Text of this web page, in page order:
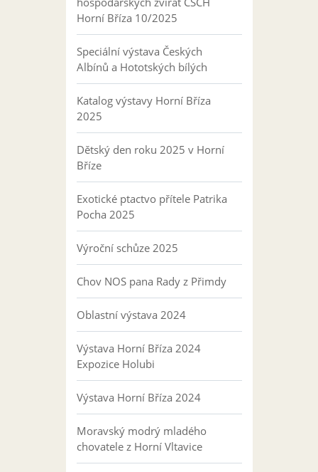
Horní Bříza 10/2025
Speciální výstava Českých
Albínů a Hototských bílých
Katalog výstavy Horní Bříza
2025
Dětský den roku 2025 v Horní
Bříze
Exotické ptactvo přítele Patrika
Pocha 2025
Výroční schůze 2025
Chov NOS pana Rady z Přimdy
Oblastní výstava 2024
Výstava Horní Bříza 2024
Expozice Holubi
Výstava Horní Bříza 2024
Moravský modrý mladého
chovatele z Horní Vltavice